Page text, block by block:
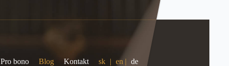
Pro bono Blog Kontakt sk | en | de